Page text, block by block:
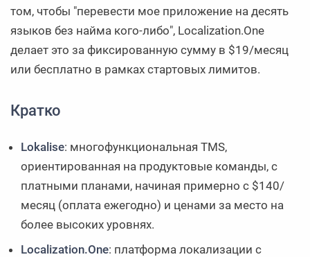
том, чтобы "перевести мое приложение на десять
языков без найма кого-либо", Localization.One
делает это за фиксированную сумму в $19/месяц
или бесплатно в рамках стартовых лимитов.
Кратко
Lokalise: многофункциональная TMS,
ориентированная на продуктовые команды, с
платными планами, начиная примерно с $140/
месяц (оплата ежегодно) и ценами за место на
более высоких уровнях.
Localization.One: платформа локализации с